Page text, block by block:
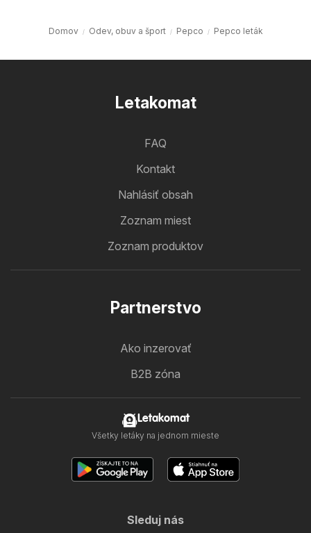
Domov Odev, obuv a šport Pepco Pepco leták
Letakomat
FAQ
Kontakt
Nahlásiť obsah
Zoznam miest
Zoznam produktov
Partnerstvo
Ako inzerovať
B2B zóna
Letakomat
Všetky letáky na jednom mieste
Sleduj nás